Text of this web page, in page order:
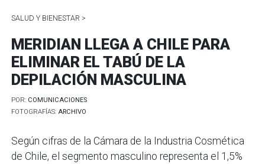
SALUD Y BIENESTAR >
MERIDIAN LLEGA A CHILE PARA
ELIMINAR EL TABÚ DE LA
DEPILACIÓN MASCULINA
POR: COMUNICACIONES
FOTOGRAFÍAS:ARCHIVO
Según cifras de la Cámara de la Industria Cosmética
de Chile, el segmento masculino representa el 1,5%